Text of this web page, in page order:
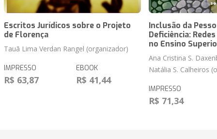
Escritos Jurídicos sobre o Projeto
de Florença
Tauã Lima Verdan Rangel (organizador)
IMPRESSO
R$ 63,87
EBOOK
R$ 41,44
Inclusão da
Deficiência:
no Ensino
Ana Cristina S.
Natália S. Calheiros
IMPRESSO
R$ 71,34